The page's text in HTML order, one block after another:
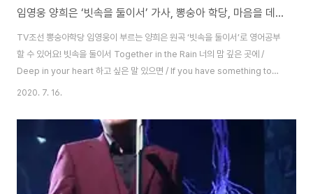
임영웅 양희은 ‘빗속을 둘이서’ 가사, 뽕숭아 학당, 마음을 데우는 (임영)웅난로 [트로트 영어로]
TV조선 뽕숭아학당 임영웅이 부르는 양희은 원곡 ‘빗속을 둘이서’로 영어공부
할 수 있어요! 빗속을 둘이서 Together in the Rain 너의 맘 깊은 곳에 /
Deep in your heart 하고 싶은 말 있으면 / If you have something to
say 고개 들어 나를 보고 / Raise your head and look at me 살며시 얘기
깊이 새겼다면 / That it’s too deep in your heart 오고 가는 눈빛으로 /
With a passing glance 나에게 전해주렴 / Let me know 이 빗속을 걸어
갈까요 / Shall we walk in..
2020. 7. 16.